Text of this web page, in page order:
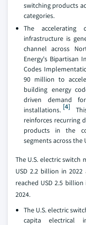
switching products
categories.
The accelerating
infrastructure is
channel across
Energy's Bipartisan
Codes
90 million to
building energy
driven demand
installations. [4]
reinforces recurring
products in the
segments across the
The U.S. electric switch
USD 2.2 billion in 2022
reached USD 2.5
2024.
The U.S. electric
capita electrical